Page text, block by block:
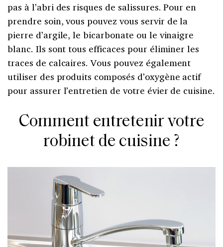
pas à l’abri des risques de salissures. Pour en
prendre soin, vous pouvez vous servir de la
pierre d’argile, le bicarbonate ou le vinaigre
blanc. Ils sont tous efficaces pour éliminer les
traces de calcaires. Vous pouvez également
utiliser des produits composés d’oxygène actif
pour assurer l’entretien de votre évier de cuisine.
Comment entretenir votre
robinet de cuisine ?